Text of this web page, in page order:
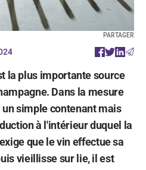
PARTAGER
la plus importante source
Dans la mesure
un simple contenant mais
à l'intérieur duquel la
que le vin effectue sa
vieillisse sur lie, il est